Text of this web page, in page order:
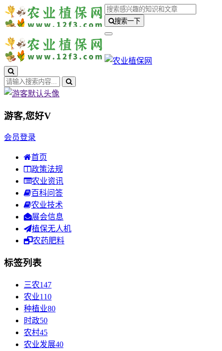
搜索一下
游客,您好V
会员登录
首页
政策法规
农业资讯
百科问答
农业技术
展会信息
植保无人机
农药肥料
标签列表
三农147
农业110
种植业80
时政50
农村45
农业发展40